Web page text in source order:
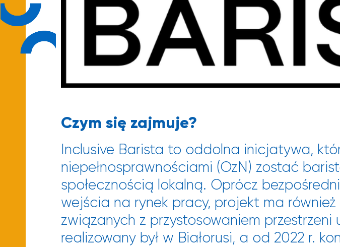
Czym się zajmuje?
Inclusive Barista to oddolna inicjatywa,
niepełnosprawnościami (OzN) zostać
społecznością lokalną. Oprócz
wejścia na rynek pracy, projekt ma
związanych z przystosowaniem przestrzeni
realizowany był w Białorusi, a od 2022 r.